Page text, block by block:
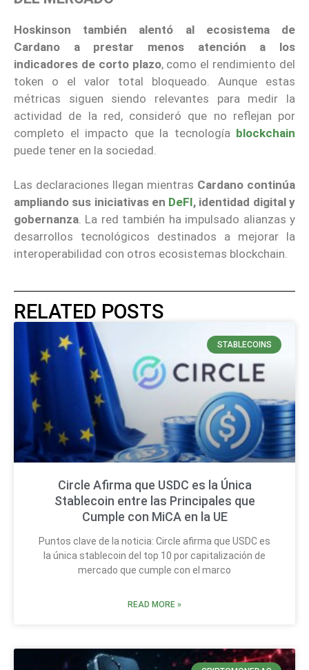
Hoskinson también alentó al ecosistema de
Cardano a prestar menos atención a los
indicadores de corto plazo, como el rendimiento del
token o el valor total bloqueado. Aunque estas
métricas siguen siendo relevantes para medir la
actividad de la red, consideró que no reflejan por
completo el impacto que la tecnología blockchain
puede tener en la sociedad.
Las declaraciones llegan mientras Cardano continúa
ampliando sus iniciativas en DeFI, identidad digital y
gobernanza. La red también ha impulsado alianzas y
desarrollos tecnológicos destinados a mejorar la
interoperabilidad con otros ecosistemas blockchain.
RELATED POSTS
STABLECOINS
Circle Afirma que USDC es la Única
Stablecoin entre las Principales que
Cumple con MiCA en la UE
Puntos clave de la noticia: Circle afirma que USDC es
la única stablecoin del top 10 por capitalización de
mercado que cumple con el marco
READ MORE »